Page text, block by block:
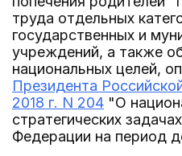
труда отдельных
государственных и
учреждений, а также
национальных целей,
Президента
2018 г. N 204 "О
стратегических
Федерации на период